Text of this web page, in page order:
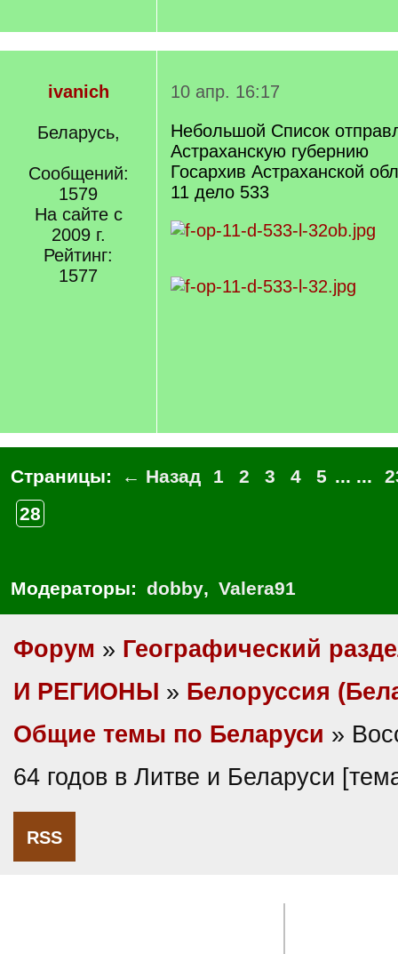
ivanich
Беларусь,
Сообщений:
1579
На сайте с
2009 г.
Рейтинг:
1577
10 апр. 16:17
Небольшой Список
Астраханскую губернию
Госархив Астраханской
11 дело 533
Страницы: ← Назад 1 2 3 4 5 ... ...
28
Модераторы: dobby, Valera91
Форум » Географический
И РЕГИОНЫ » Белоруссия
Общие темы по Беларуси »
64 годов в Литве и Беларуси
RSS